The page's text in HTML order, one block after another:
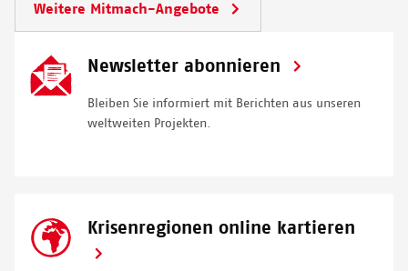
ein hochwirksames Hepatitis-C-Medikament ein. Bei der
Anhörung im Europäischen Patentamt 2018 protestierten
Aktivist*innen für den Zugang zu bezahlbare Medikamente.
Weitere Mitmach-Angebote
SVG
Icon
Newsletter abonnieren
Bleiben Sie informiert mit Berichten aus unseren
weltweiten Projekten.
SVG
Icon
Krisenregionen online kartieren